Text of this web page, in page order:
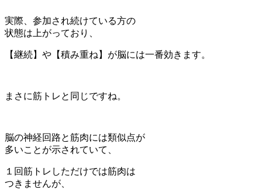
実際、参加され続けている方の
状態は上がっており、
【継続】や【積み重ね】が脳には一番効きます。
まさに筋トレと同じですね。
脳の神経回路と筋肉には類似点が
多いことが示されていて、
１回筋トレしただけでは筋肉は
つきませんが、